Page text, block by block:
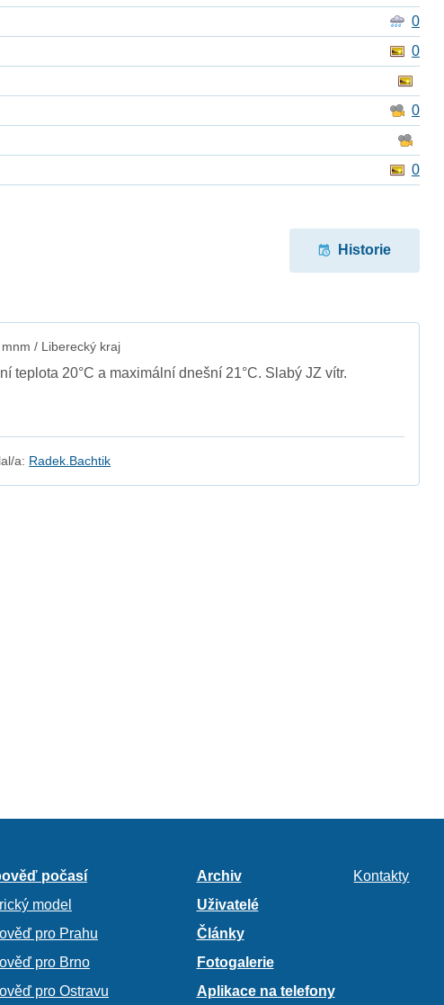
0
0
0
0
Historie
/ Liberecký kraj
teplota 20°C a maximální dnešní 21°C. Slabý JZ vítr.
a: Radek.Bachtik
počasí
model
pro Prahu
pro Brno
pro Ostravu
Archiv
Uživatelé
Články
Fotogalerie
Aplikace na telefony
Kontakty